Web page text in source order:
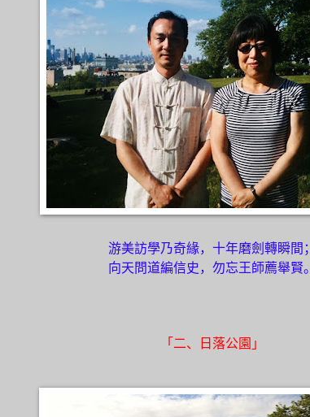
游美訪學乃奇緣，十年磨劍轉瞬間；
向天問道編信史，勿忘王師薦舉賢。
「二、日落公園」